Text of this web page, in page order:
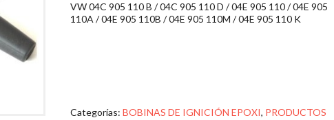
VW 04C 905 110 B / 04C 905 110 D / 04E 905 110 / 04E 905
110A / 04E 905 110B / 04E 905 110M / 04E 905 110 K
Categorías:BOBINAS DE IGNICIÓN EPOXI, PRODUCTOS